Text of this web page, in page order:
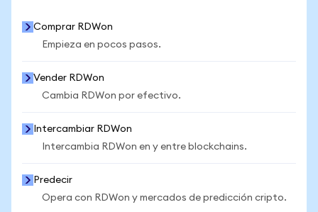
Comprar RDWon
Empieza en pocos pasos.
Vender RDWon
Cambia RDWon por efectivo.
Intercambiar RDWon
Intercambia RDWon en y entre blockchains.
Predecir
Opera con RDWon y mercados de predicción cripto.